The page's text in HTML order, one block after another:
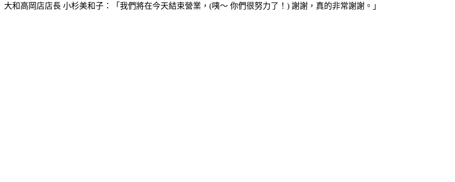
大和高岡店店長 小杉美和子：「我們將在今天結束營業，(咦～ 你們很努力了！) 謝謝，真的非常謝謝。」